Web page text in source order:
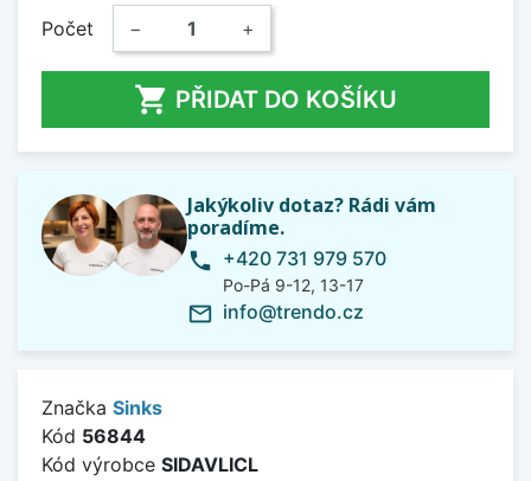
Počet − +
 PŘIDAT DO KOŠÍKU
Jakýkoliv dotaz? Rádi vám
poradíme.
phone +420 731 979 570
Po-Pá 9-12, 13-17
mail_outline info@trendo.cz
Značka Sinks
Kód 56844
Kód výrobce SIDAVLICL